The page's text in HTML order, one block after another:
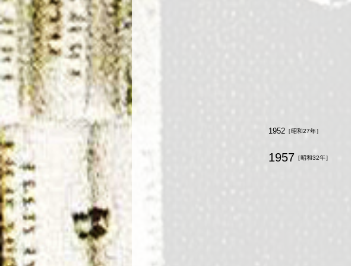
1952 ［昭和27年］
1957 ［昭和32年］